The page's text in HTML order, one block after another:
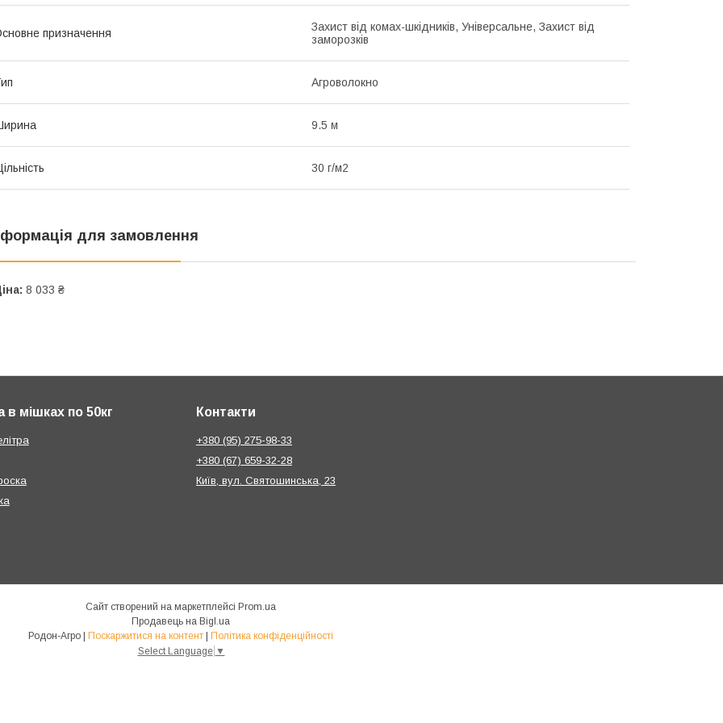
призначення
Захист від комах-шкідників, Універсальне, Захист від
заморозків
Агроволокно
9.5 м
30 г/м2
для замовлення
8 033 ₴
в мішках по 50кг Контакти
+380 (95) 275-98-33
+380 (67) 659-32-28
Київ, вул. Святошинська, 23
Сайт створений на маркетплейсі Prom.ua
Продавець на Bigl.ua
Родон-Агро | Поскаржитися на контент | Політика конфіденційності
Select Language ▼